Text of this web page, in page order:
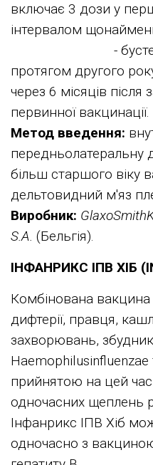
включає 3 дози у
інтервалом
- бустерна
протягом другого
через 6 місяців після
первинної вакцинації.
Метод введення:
передньолатеральну
більш старшого віку
дельтовидний м'яз
Виробник:
S.A. (Бельгія).
ІНФАНРИКС ІПВ ХІБ
Комбінована
дифтерії, правця,
захворювань,
Haemophilusinfluenzae
прийнятою на цей час
одночасних щеплень
Інфанрикс ІПВ Хіб
одночасно з